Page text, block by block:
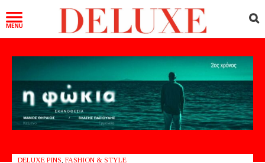
DELUXE PINS FASHION & STYLE